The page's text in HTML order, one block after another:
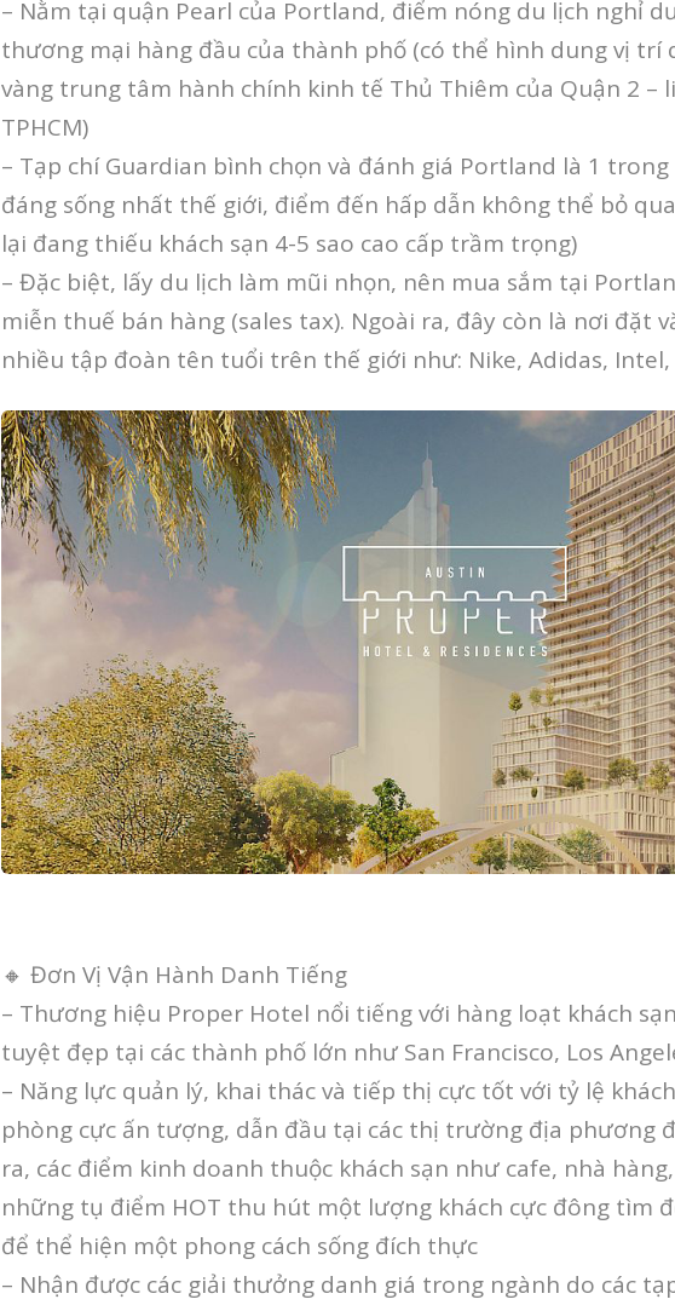
– Nằm tại quận Pearl của Portland, điểm nóng du lịch nghỉ
thương mại hàng đầu của thành phố (có thể hình dung vị trí
vàng trung tâm hành chính kinh tế Thủ Thiêm của Quận 2 –
TPHCM)
– Tạp chí Guardian bình chọn và đánh giá Portland là 1
đáng sống nhất thế giới, điểm đến hấp dẫn không thể bỏ
lại đang thiếu khách sạn 4-5 sao cao cấp trầm trọng)
– Đặc biệt, lấy du lịch làm mũi nhọn, nên mua sắm tại
miễn thuế bán hàng (sales tax). Ngoài ra, đây còn là nơi đặt
nhiều tập đoàn tên tuổi trên thế giới như: Nike, Adidas,
🔸 Đơn Vị Vận Hành Danh Tiếng
– Thương hiệu Proper Hotel nổi tiếng với hàng loạt khách
tuyệt đẹp tại các thành phố lớn như San Francisco, Los
– Năng lực quản lý, khai thác và tiếp thị cực tốt với tỷ lệ
phòng cực ấn tượng, dẫn đầu tại các thị trường địa phương
ra, các điểm kinh doanh thuộc khách sạn như cafe, nhà
những tụ điểm HOT thu hút một lượng khách cực đông tìm
để thể hiện một phong cách sống đích thực
– Nhận được các giải thưởng danh giá trong ngành do các